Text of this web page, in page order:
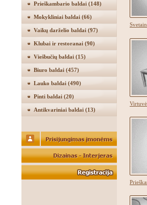
Prieškambario baldai (148)
Mokykliniai baldai (66)
Vaikų darželio baldai (97)
Klubai ir restoranai (90)
Viešbučių baldai (15)
Biuro baldai (457)
Lauko baldai (490)
Pinti baldai (20)
Antikvariniai baldai (13)